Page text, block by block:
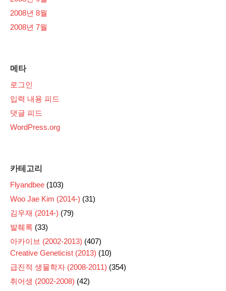
2008년 8월
2008년 7월
메타
로그인
입력 내용 피드
댓글 피드
WordPress.org
카테고리
Flyandbee (103)
Woo Jae Kim (2014-) (31)
김우재 (2014-) (79)
발췌록 (33)
아카이브 (2002-2013) (407)
Creative Geneticist (2013) (10)
급진적 생물학자 (2008-2011) (354)
취어생 (2002-2008) (42)